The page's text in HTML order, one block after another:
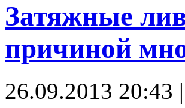
Затяжные
причиной
26.09.2013 20:43 |